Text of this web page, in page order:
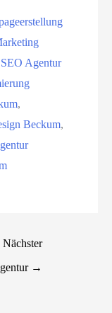
SEO Agentur
,
Beckum,
Nächster
→